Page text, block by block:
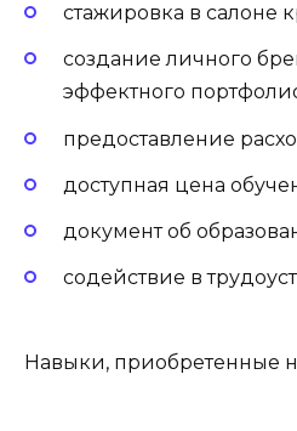
стажировка в салоне
создание личного
эффектного
предоставление
доступная цена
документ об
содействие в
Навыки, приобретенные